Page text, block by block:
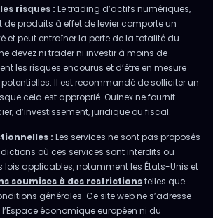
risques : Le trading d’actifs numériques,
de produits à effet de levier comporte un
et peut entraîner la perte de la totalité du
devez ni trader ni investir à moins de
les risques encourus et d’être en mesure
potentielles. Il est recommandé de solliciter un
cela est approprié. Ouinex ne fournit
d’investissement, juridique ou fiscal.
: Les services ne sont pas proposés
où ces services sont interdits ou
lois applicables, notamment les États-Unis et
soumises à des restrictionstelles que
générales. Ce site web ne s’adresse
économique européen ni du